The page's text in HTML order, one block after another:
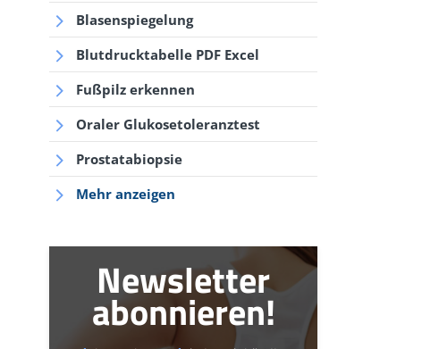
Blasenspiegelung
Blutdrucktabelle PDF Excel
Fußpilz erkennen
Oraler Glukosetoleranztest
Prostatabiopsie
Mehr anzeigen
Newsletter
abonnieren!